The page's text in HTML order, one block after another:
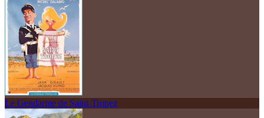
Le Gendarme de Saint-Tropez